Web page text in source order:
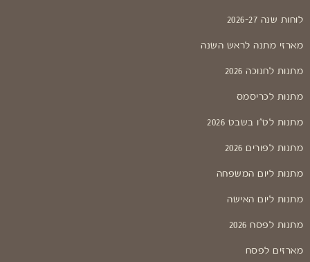
לוחות שנה 2026-27
מארזי מתנה לראש השנה
מתנות לחנוכה 2026
מתנות לכריסמס
מתנות לט"ו בשבט 2026
מתנות לפורים 2026
מתנות ליום המשפחה
מתנות ליום האישה
מתנות לפסח 2026
מארזים לפסח